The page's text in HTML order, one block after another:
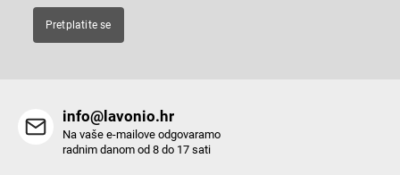
Pretplatite se
info@lavonio.hr
Na vaše e-mailove odgovaramo
radnim danom od 8 do 17 sati